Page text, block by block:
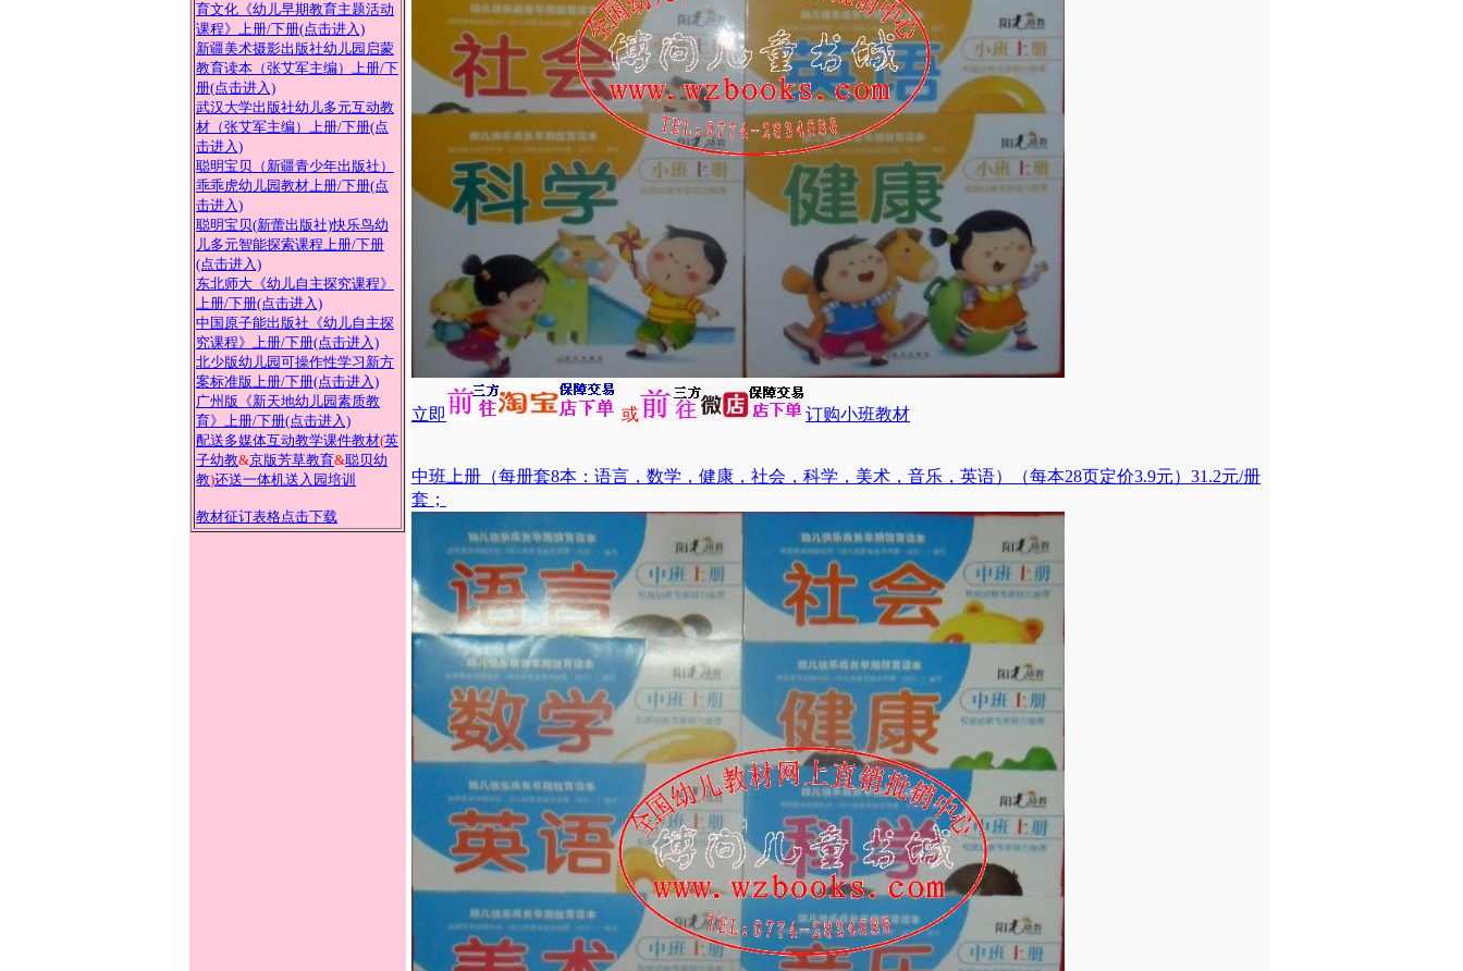
育文化《幼儿早期教育主题活动
课程》上册/下册(点击进入)
新疆美术摄影出版社幼儿园启蒙
教育读本（张艾军主编）上册/下
册(点击进入)
武汉大学出版社幼儿多元互动教
材（张艾军主编）上册/下册(点
击进入)
聪明宝贝（新疆青少年出版社）
乖乖虎幼儿园教材上册/下册(点
击进入)
聪明宝贝(新蕾出版社)快乐鸟幼
儿多元智能探索课程上册/下册
(点击进入)
东北师大《幼儿自主探究课程》
上册/下册(点击进入)
中国原子能出版社《幼儿自主探
究课程》上册/下册(点击进入)
北少版幼儿园可操作性学习新方
案标准版上册/下册(点击进入)
广州版《新天地幼儿园素质教
育》上册/下册(点击进入)
配送多媒体互动教学课件教材(英
子幼教&京版芳草教育&聪贝幼
教)还送一体机送入园培训
教材征订表格点击下载
立即 或 订购小班教材
中班上册（每册套8本：语言，数学，健康，社会，科学，美术，音乐，英语）（每本28页定价3.9元）31.2元/册
套；